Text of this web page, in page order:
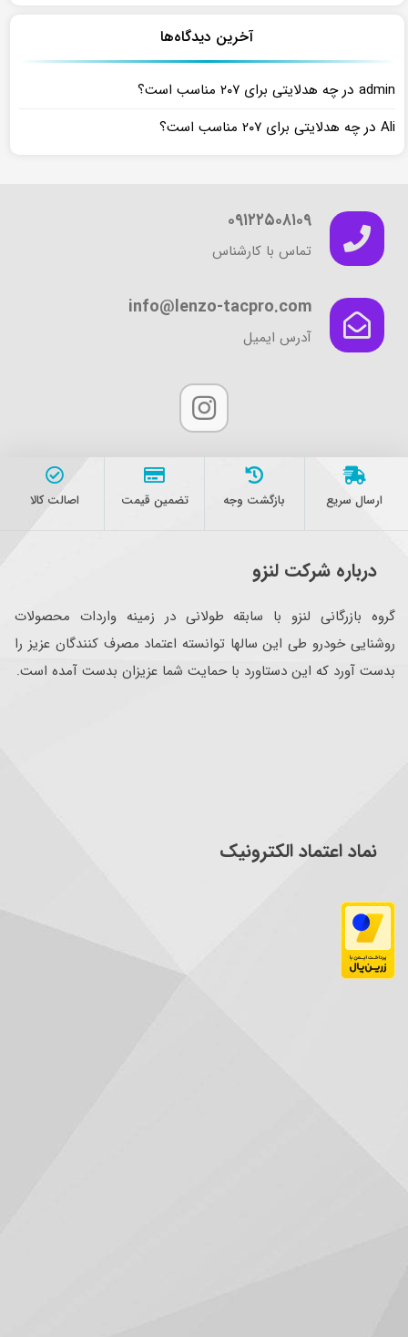
آخرین دیدگاه‌ها
admin درچه هدلایتی برای ۲۰۷ مناسب است؟
Ali درچه هدلایتی برای ۲۰۷ مناسب است؟
۰۹۱۲۲۵۰۸۱۰۹
تماس با کارشناس
info@lenzo-tacpro.com
آدرس ایمیل
ارسال سریع بازگشت وجه تضمین قیمت اصالت کالا
درباره شرکت لنزو
گروه بازرگانی لنزو با سابقه طولانی در زمینه واردات محصولات
روشنایی خودرو طی این سالها توانسته اعتماد مصرف کنندگان عزیز را
بدست آورد که این دستاورد با حمایت شما عزیزان بدست آمده است.
نماد اعتماد الکترونیک